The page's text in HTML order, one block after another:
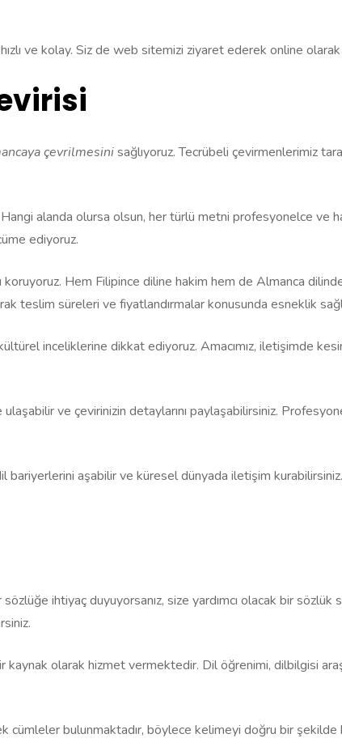
ve kolay. Siz de web sitemizi ziyaret ederek online
çevrilmesinisağlıyoruz. Tecrübeli çevirmenlerimiz
Hangi alanda olursa olsun, her türlü metni profesyonelce ve
ediyoruz.
koruyoruz. Hem Filipince diline hakim hem de Almanca
teslim süreleri ve fiyatlandırmalar konusunda esneklik
inceliklerine dikkat ediyoruz. Amacımız, iletişimde
ve çevirinizin detaylarını paylaşabilirsiniz.
aşabilir ve küresel dünyada iletişim
ihtiyaç duyuyorsanız, size yardımcı olacak bir
olarak hizmet vermektedir. Dil öğrenimi, dilbilgisi
cümleler bulunmaktadır, böylece kelimeyi doğru bir şekilde